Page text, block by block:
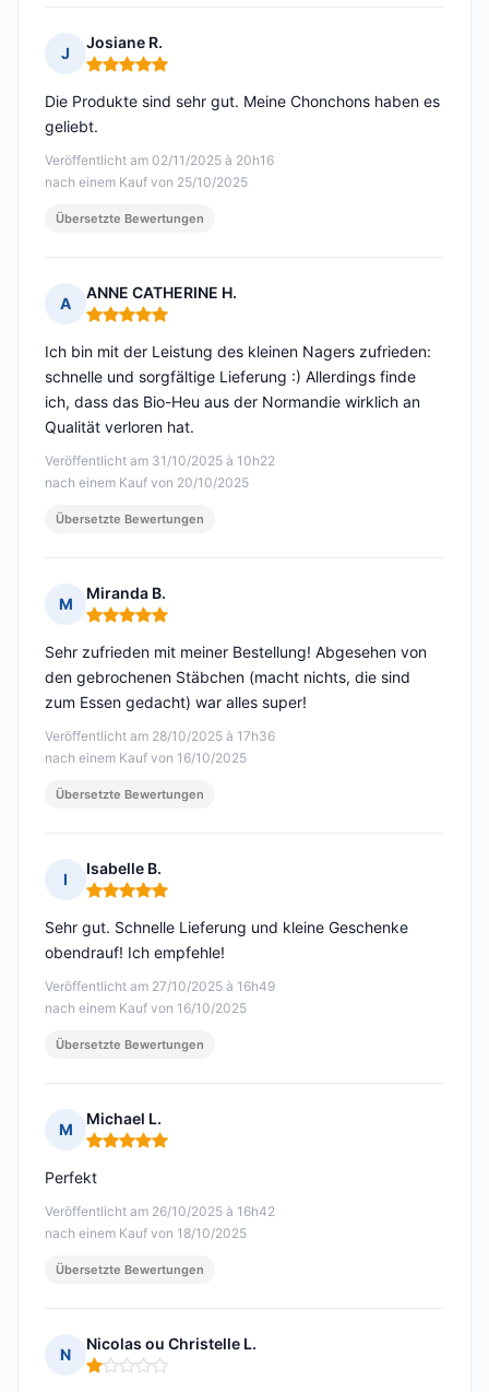
J
Josiane R.
Hinweis: 5 von 5
Veröffentlicht am 02/11/2025 à 20h16
nach einem Kauf von 25/10/2025
Die Produkte sind sehr gut. Meine Chonchons haben es
geliebt.
Übersetzte Bewertungen
A
ANNE CATHERINE H.
Hinweis: 5 von 5
Veröffentlicht am 31/10/2025 à 10h22
nach einem Kauf von 20/10/2025
Ich bin mit der Leistung des kleinen Nagers zufrieden:
schnelle und sorgfältige Lieferung :) Allerdings finde
ich, dass das Bio-Heu aus der Normandie wirklich an
Qualität verloren hat.
Übersetzte Bewertungen
M
Miranda B.
Hinweis: 5 von 5
Veröffentlicht am 28/10/2025 à 17h36
nach einem Kauf von 16/10/2025
Sehr zufrieden mit meiner Bestellung! Abgesehen von
den gebrochenen Stäbchen (macht nichts, die sind
zum Essen gedacht) war alles super!
Übersetzte Bewertungen
I
Isabelle B.
Hinweis: 5 von 5
Veröffentlicht am 27/10/2025 à 16h49
nach einem Kauf von 16/10/2025
Sehr gut. Schnelle Lieferung und kleine Geschenke
obendrauf! Ich empfehle!
Übersetzte Bewertungen
M
Michael L.
Hinweis: 5 von 5
Veröffentlicht am 26/10/2025 à 16h42
nach einem Kauf von 18/10/2025
Perfekt
Übersetzte Bewertungen
N
Nicolas ou Christelle L.
Hinweis: 1 von 5